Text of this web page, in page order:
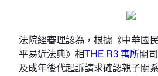
法院經審理認為，根據《中華國
平易近法典》相THE R3 寓所關
及成年後代起訴請求確認親子關